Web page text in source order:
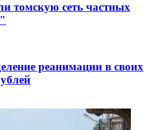
томскую сеть частных
реанимации в своих